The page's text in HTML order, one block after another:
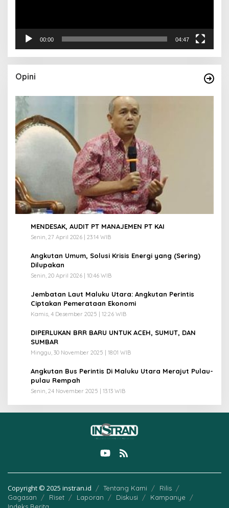
00:00 04:47
Opini
MENDESAK, AUDIT PT MANAJEMEN PT KAI
Senin, 27 April 2026 | 23:14 WIB
Angkutan Umum, Solusi Krisis Energi yang (Sering)
Dilupakan
Senin, 20 April 2026 | 10:46 WIB
Jembatan Laut Maluku Utara: Angkutan Perintis
Ciptakan Pemerataan Ekonomi
Kamis, 4 Desember 2025 | 12:26 WIB
DIPERLUKAN BRR BARU UNTUK ACEH, SUMUT, DAN
SUMBAR
Minggu, 30 November 2025 | 18:01 WIB
Angkutan Bus Perintis Di Maluku Utara Merajut Pulau-
pulau Rempah
Senin, 24 November 2025 | 13:13 WIB
Copyright © 2025 instran.id Tentang Kami
Rilis
Gagasan
Riset Laporan Diskusi
Kampanye
Indeks Berita